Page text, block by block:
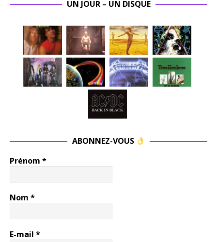
UN JOUR – UN DISQUE
ABONNEZ-VOUS
Prénom *
Nom *
E-mail *